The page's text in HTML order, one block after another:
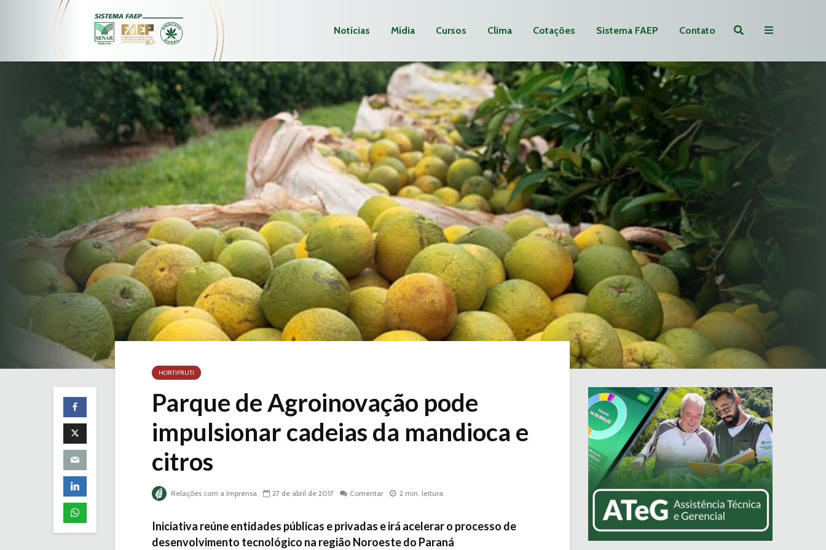
Notícias Mídia Cursos Clima Cotações Sistema FAEP Contato
HORTIFRUTI
Parque de Agroinovação pode
impulsionar cadeias da mandioca e
citros
Relações com a Imprensa 27 de abril de 2017 Comentar 2 min. leitura
Iniciativa reúne entidades públicas e privadas e irá acelerar o processo de
desenvolvimento tecnológico na região Noroeste do Paraná